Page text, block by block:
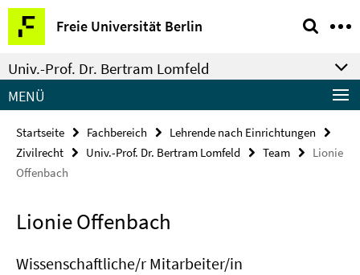
Springe
direkt
zu
Inhalt
Freie Universität Berlin
Service-
Navigation
Univ.-Prof. Dr. Bertram Lomfeld
MENÜ
Startseite Fachbereich
Lehrende nach Einrichtungen
Zivilrecht
Univ.-Prof. Dr. Bertram Lomfeld Team
Lionie
Offenbach
Lionie Offenbach
Wissenschaftliche/r Mitarbeiter/in